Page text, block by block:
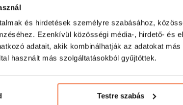
és hirdetések személyre szabásához,
Ezenkívül közösségi média-, hirdető- és
adatait, akik kombinálhatják az adatokat
használt más szolgáltatásokból gyűjtöttek.
Testre szabás